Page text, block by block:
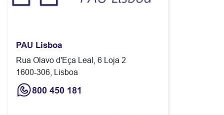
PAU Lisboa
Rua Olavo d'Eça Leal, 6 Loja 2
1600-306, Lisboa
800 450 181